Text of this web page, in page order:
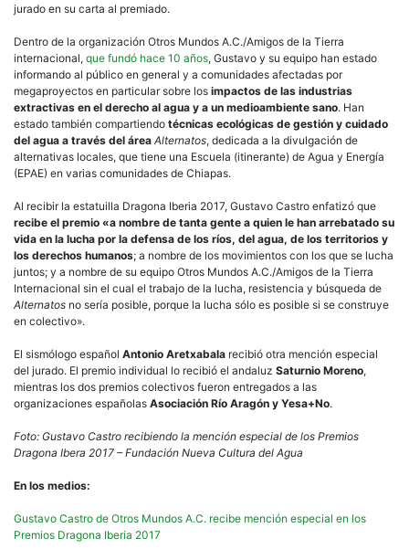
jurado en su carta al premiado.
Dentro de la organización Otros Mundos A.C./Amigos de la Tierra
internacional, que fundó hace 10 años, Gustavo y su equipo han estado
informando al público en general y a comunidades afectadas por
megaproyectos en particular sobre los impactos de las industrias
extractivas en el derecho al agua y a un medioambiente sano. Han
estado también compartiendo técnicas ecológicas de gestión y cuidado
del agua a través del área Alternatos, dedicada a la divulgación de
alternativas locales, que tiene una Escuela (itinerante) de Agua y Energía
(EPAE) en varias comunidades de Chiapas.
Al recibir la estatuilla Dragona Iberia 2017, Gustavo Castro enfatizó que
recibe el premio «a nombre de tanta gente a quien le han arrebatado su
vida en la lucha por la defensa de los ríos, del agua, de los territorios y
los derechos humanos; a nombre de los movimientos con los que se lucha
juntos; y a nombre de su equipo Otros Mundos A.C./Amigos de la Tierra
Internacional sin el cual el trabajo de la lucha, resistencia y búsqueda de
Alternatos no sería posible, porque la lucha sólo es posible si se construye
en colectivo».
El sismólogo español Antonio Aretxabala recibió otra mención especial
del jurado. El premio individual lo recibió el andaluz Saturnio Moreno,
mientras los dos premios colectivos fueron entregados a las
organizaciones españolas Asociación Río Aragón y Yesa+No.
Foto: Gustavo Castro recibiendo la mención especial de los Premios
Dragona Ibera 2017 – Fundación Nueva Cultura del Agua
En los medios:
Gustavo Castro de Otros Mundos A.C. recibe mención especial en los
Premios Dragona Iberia 2017